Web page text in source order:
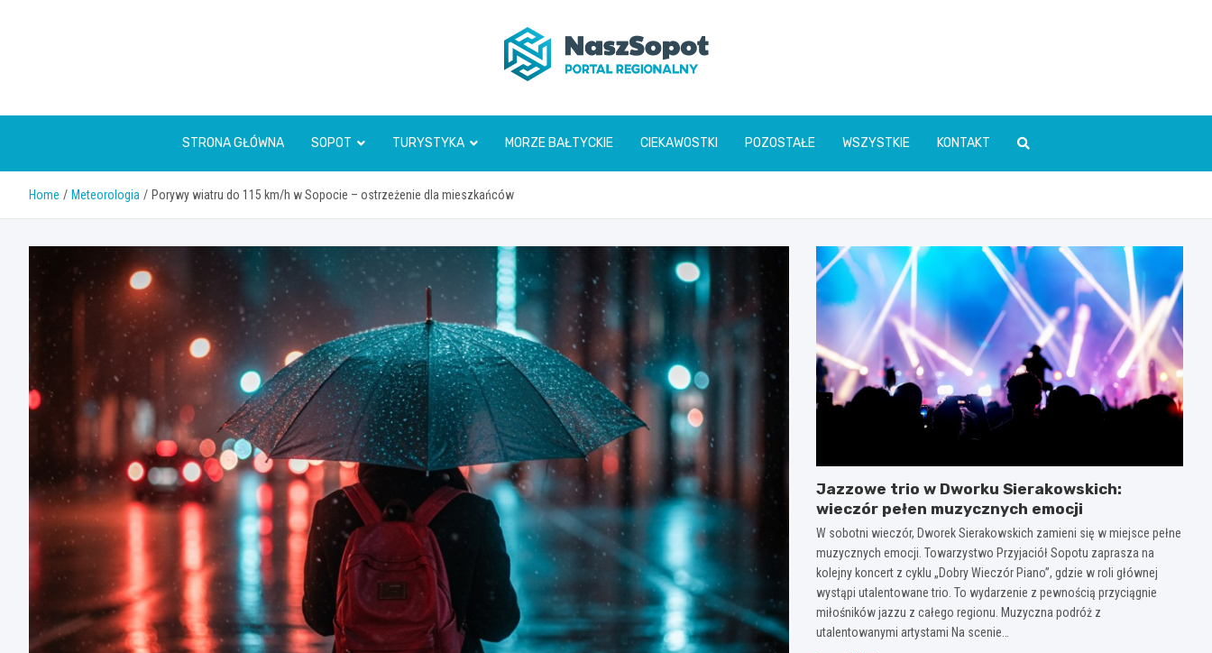
www.naszsopot.pl
STRONA GŁÓWNA SOPOT TURYSTYKA MORZE BAŁTYCKIE CIEKAWOSTKI POZOSTAŁE WSZYSTKIE KONTAKT
Home Meteorologia Porywy wiatru do 115 km/h w Sopocie – ostrzeżenie dla mieszkańców
Jazzowe trio w Dworku Sierakowskich:
wieczór pełen muzycznych emocji
W sobotni wieczór, Dworek Sierakowskich zamieni się w miejsce pełne
muzycznych emocji. Towarzystwo Przyjaciół Sopotu zaprasza na
kolejny koncert z cyklu „Dobry Wieczór Piano”, gdzie w roli głównej
wystąpi utalentowane trio. To wydarzenie z pewnością przyciągnie
miłośników jazzu z całego regionu. Muzyczna podróż z
utalentowanymi artystami Na scenie…